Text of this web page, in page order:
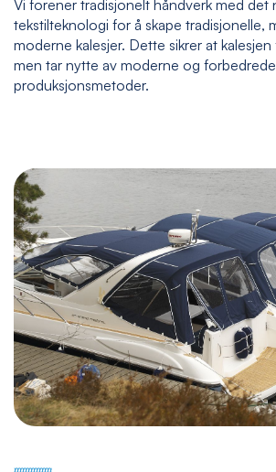
Vi forener tradisjonelt håndverk med det
tekstilteknologi for å skape tradisjonelle,
moderne kalesjer. Dette sikrer at
men tar nytte av moderne og forbedrede
produksjonsmetoder.